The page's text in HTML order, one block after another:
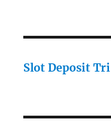
Slot Deposit Tri